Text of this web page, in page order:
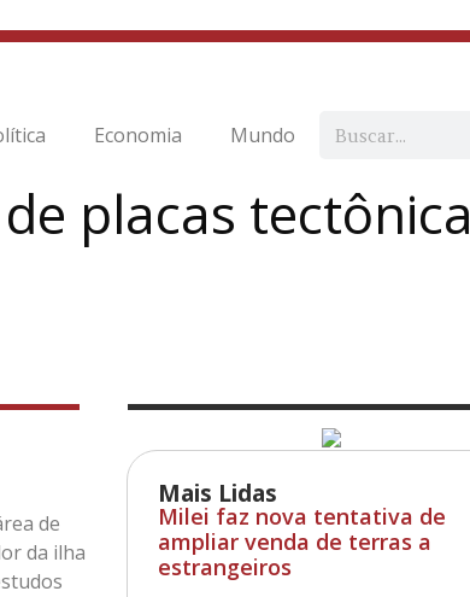
Economia Mundo
placas tectônica
Mais Lidas
Milei faz nova tentativa de
ampliar venda de terras a
estrangeiros
de
da ilha